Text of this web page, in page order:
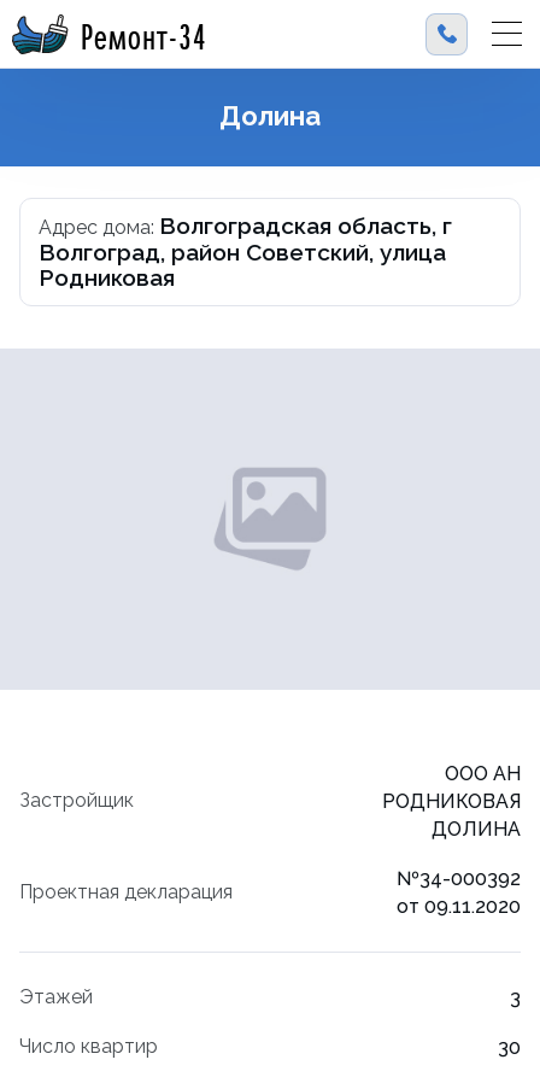
Ремонт-34
Долина
Адрес дома: Волгоградская область, г
Волгоград, район Советский, улица
Родниковая
Застройщик
ООО АН
РОДНИКОВАЯ
ДОЛИНА
Проектная декларация
№34-000392
от 09.11.2020
Этажей 3
Число квартир 30